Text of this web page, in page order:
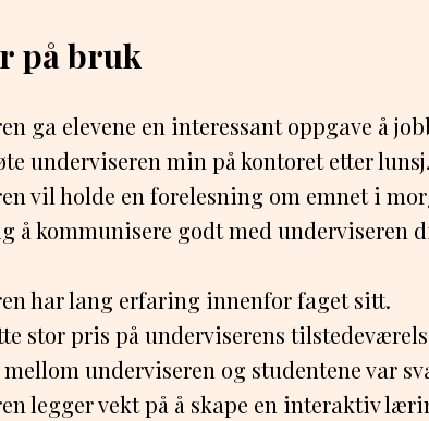
på bruk
ga elevene en interessant oppgave å
underviseren min på kontoret etter lunsj.
vil holde en forelesning om emnet i
å kommunisere godt med underviseren
har lang erfaring innenfor faget sitt.
stor pris på underviserens
underviseren og studentene var
legger vekt på å skape en interaktiv